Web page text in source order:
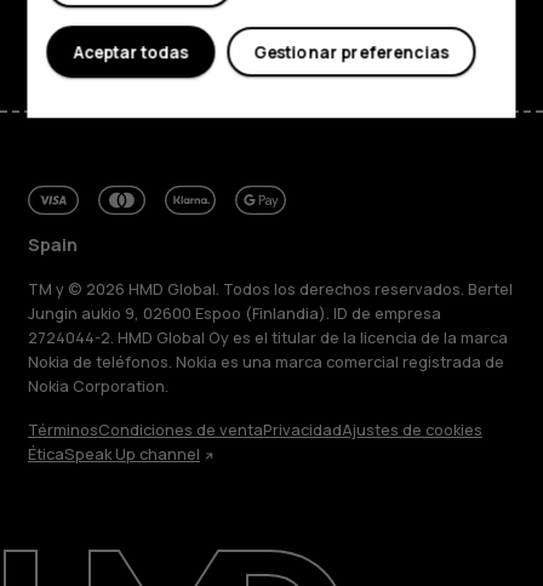
Reparar, reutilizar, reciclar
FacebookInstagram
TiktokYoutube
Spain
TM y © 2026 HMD Global. Todos los derechos reservados. Bertel
Jungin aukio 9, 02600 Espoo (Finlandia). ID de empresa
2724044-2. HMD Global Oy es el titular de la licencia de la marca
Nokia de teléfonos. Nokia es una marca comercial registrada de
Nokia Corporation.
TérminosCondiciones de ventaPrivacidadAjustes de cookies
ÉticaSpeak Up channel
Gestionar preferencias
Aceptar todas